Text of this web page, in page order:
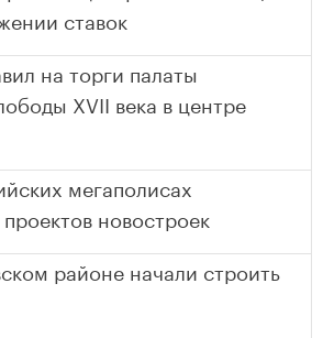
ставок
на торги палаты
XVII века в центре
мегаполисах
новостроек
районе начали строить